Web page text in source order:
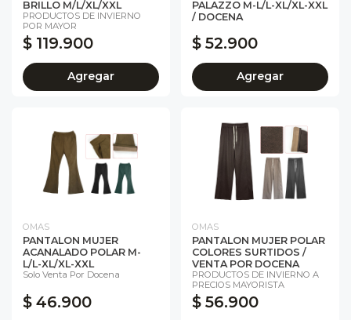
BRILLO M/L/XL/XXL
PRODUCTOS DE INVIERNO
POR MAYOR
$ 119.900
Agregar
PALAZZO M-L/L-XL/XL-XXL
/ DOCENA
$ 52.900
Agregar
OMAS
PANTALON MUJER
ACANALADO POLAR M-
L/L-XL/XL-XXL
Solo Venta Por Docena
$ 46.900
OMAS
PANTALON MUJER POLAR
COLORES SURTIDOS /
VENTA POR DOCENA
PRODUCTOS DE INVIERNO A
PRECIOS MAYORISTA
$ 56.900